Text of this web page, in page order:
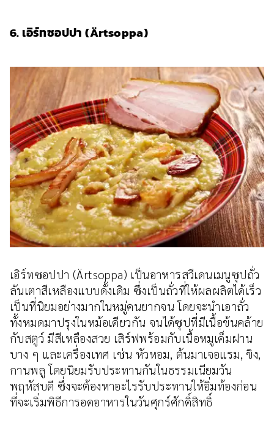
6. เอิร์ทซอปปา (Ärtsoppa)
เอิร์ทซอปปา (Ärtsoppa) เป็นอาหารสวีเดนเมนูซุปถั่ว
ลันเตาสีเหลืองแบบดั้งเดิม ซึ่งเป็นถั่วที่ให้ผลผลิตได้เร็ว
เป็นที่นิยมอย่างมากในหมู่คนยากจน โดยจะนำเอาถั่ว
ทั้งหมดมาปรุงในหม้อเดียวกัน จนได้ซุปที่มีเนื้อข้นคล้าย
กับสตูว์ มีสีเหลืองสวย เสิร์ฟพร้อมกับเนื้อหมูเค็มฝาน
บาง ๆ และเครื่องเทศ เช่น หัวหอม, ต้นมาเจอแรม, ขิง,
กานพลู โดยนิยมรับประทานกันในธรรมเนียมวัน
พฤหัสบดี ซึ่งจะต้องหาอะไรรับประทานให้อิ่มท้องก่อน
ที่จะเริ่มพิธีการอดอาหารในวันศุกร์ศักดิ์สิทธิ์